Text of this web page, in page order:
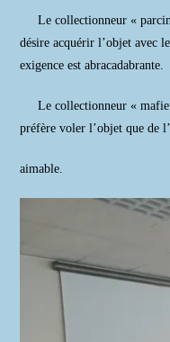
Le collectionneur «
désire acquérir l’objet avec
exigence est abracadabrante.
Le collectionneur «
préfère voler l’objet que de
aimable.